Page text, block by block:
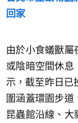
回家
由於小食蟻獸屬
或陰暗空間休息
示，截至昨日已
圍涵蓋環園步
昆蟲館沿線、大